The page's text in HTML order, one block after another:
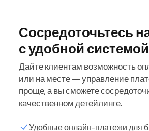
Сосредоточьтесь
с удобной
Дайте клиентам возможность
или на месте — управление
проще, а вы сможете
качественном детейлинге.
Удобные онлайн-платежи для